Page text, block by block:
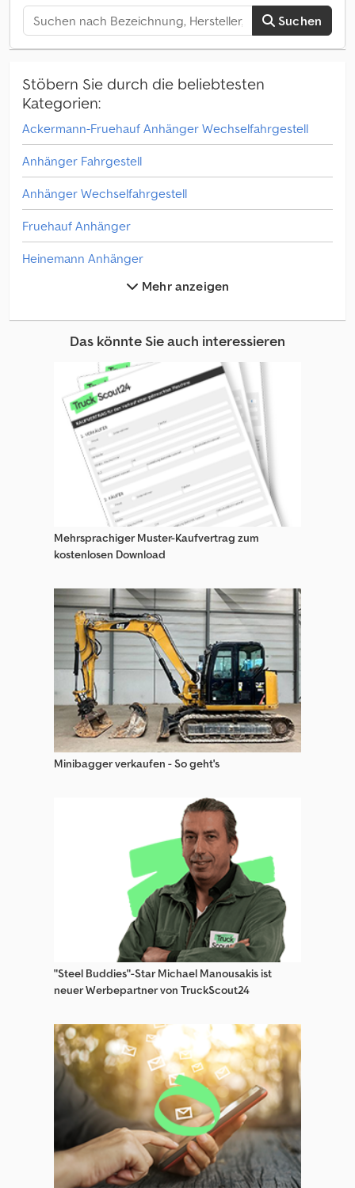
35.000 kg Hersteller Aufbau: Thermoking CT15
Suchen
Stöbern Sie durch die beliebtesten
Kategorien:
Ackermann-Fruehauf Anhänger Wechselfahrgestell
Anhänger Fahrgestell
Anhänger Wechselfahrgestell
Fruehauf Anhänger
Heinemann Anhänger
Hfr Auflieger
Humbaur Anhänger
Humbaur Ha Anhänger
Humbaur Hm Anhänger
Humbaur Hn Anhänger
Humbaur Huk Anhänger
Humer Anhänger
Hüffermann Anhänger Holztransport
Hüffermann Anhänger Wechselfahrgestell
Hüffermann Har Anhänger
Hüffermann Hka Anhänger
Hüffermann Hma Anhänger
Hüffermann Htm Anhänger
Hüffermann Hts Anhänger
Sonstige Anhänger Wechselfahrgestell
Mehr anzeigen
Das könnte Sie auch interessieren
Mehrsprachiger Muster-Kaufvertrag zum
kostenlosen Download
Minibagger verkaufen - So geht's
"Steel Buddies"-Star Michael Manousakis ist
neuer Werbepartner von TruckScout24